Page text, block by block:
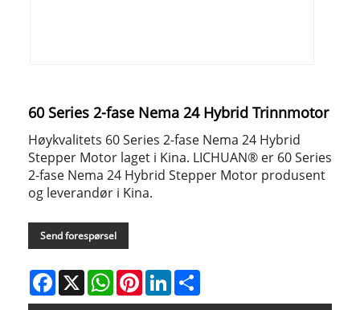
60 Series 2-fase Nema 24 Hybrid Trinnmotor
Høykvalitets 60 Series 2-fase Nema 24 Hybrid
Stepper Motor laget i Kina. LICHUAN® er 60 Series
2-fase Nema 24 Hybrid Stepper Motor produsent
og leverandør i Kina.
Send forespørsel
Facebook
X WhatsAppPinterestLinkedIn